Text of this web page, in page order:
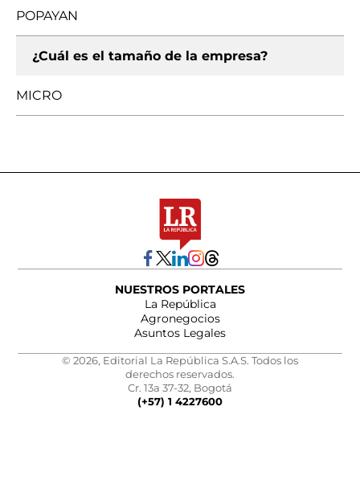
POPAYAN
¿Cuál es el tamaño de la empresa?
MICRO
NUESTROS PORTALES
La República
Agronegocios
Asuntos Legales
© 2026, Editorial La República S.A.S. Todos los
derechos reservados.
Cr. 13a 37-32, Bogotá
(+57) 1 4227600